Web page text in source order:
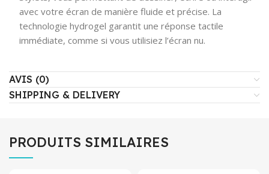
avec votre écran de manière fluide et précise. La
technologie hydrogel garantit une réponse tactile
immédiate, comme si vous utilisiez l’écran nu.
AVIS (0)
SHIPPING & DELIVERY
PRODUITS SIMILAIRES